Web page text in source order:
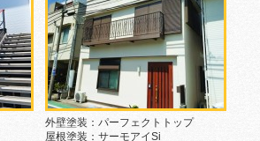
外壁塗装：パーフェクトトップ
屋根塗装：サーモアイSi